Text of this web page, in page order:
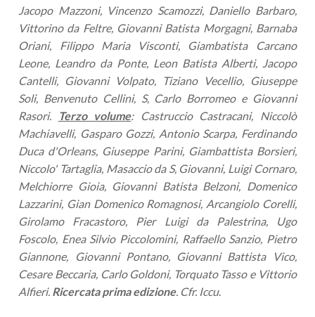
Jacopo Mazzoni, Vincenzo Scamozzi, Daniello Barbaro,
Vittorino da Feltre, Giovanni Batista Morgagni, Barnaba
Oriani, Filippo Maria Visconti, Giambatista Carcano
Leone, Leandro da Ponte, Leon Batista Alberti, Jacopo
Cantelli, Giovanni Volpato, Tiziano Vecellio, Giuseppe
Soli, Benvenuto Cellini, S, Carlo Borromeo e Giovanni
Rasori.
Terzo volume: Castruccio Castracani, Niccolò
Machiavelli, Gasparo Gozzi, Antonio Scarpa, Ferdinando
Duca d'Orleans, Giuseppe Parini, Giambattista Borsieri,
Niccolo' Tartaglia, Masaccio da S, Giovanni, Luigi Cornaro,
Melchiorre Gioia, Giovanni Batista Belzoni, Domenico
Lazzarini, Gian Domenico Romagnosi, Arcangiolo Corelli,
Girolamo Fracastoro, Pier Luigi da Palestrina, Ugo
Foscolo, Enea Silvio Piccolomini, Raffaello Sanzio, Pietro
Giannone, Giovanni Pontano, Giovanni Battista Vico,
Cesare Beccaria, Carlo Goldoni, Torquato Tasso e Vittorio
Alfieri. Ricercata prima edizione. Cfr. Iccu.